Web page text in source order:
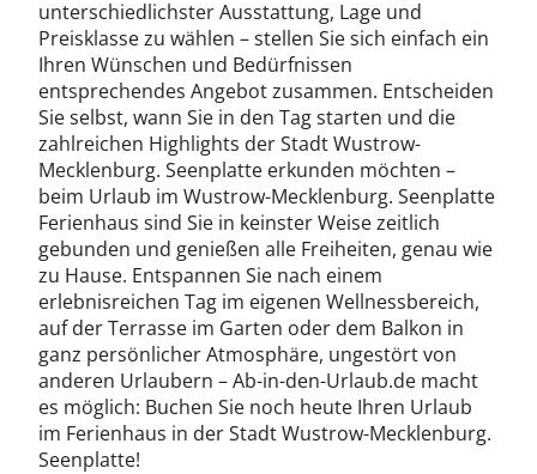
unterschiedlichster Ausstattung, Lage und
Preisklasse zu wählen – stellen Sie sich einfach ein
Ihren Wünschen und Bedürfnissen
entsprechendes Angebot zusammen. Entscheiden
Sie selbst, wann Sie in den Tag starten und die
zahlreichen Highlights der Stadt Wustrow-
Mecklenburg. Seenplatte erkunden möchten –
beim Urlaub im Wustrow-Mecklenburg. Seenplatte
Ferienhaus sind Sie in keinster Weise zeitlich
gebunden und genießen alle Freiheiten, genau wie
zu Hause. Entspannen Sie nach einem
erlebnisreichen Tag im eigenen Wellnessbereich,
auf der Terrasse im Garten oder dem Balkon in
ganz persönlicher Atmosphäre, ungestört von
anderen Urlaubern – Ab-in-den-Urlaub.de macht
es möglich: Buchen Sie noch heute Ihren Urlaub
im Ferienhaus in der Stadt Wustrow-Mecklenburg.
Seenplatte!